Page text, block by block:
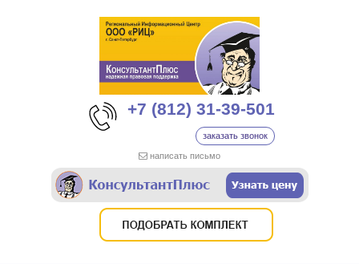
+7 (812) 31-39-501
заказать звонок
написать письмо